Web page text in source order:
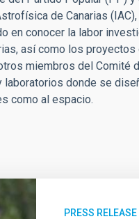
de Canarias
en conocer la labor
así como los
miembros del Comité
donde se
como al espacio.
PRESS RELEASE